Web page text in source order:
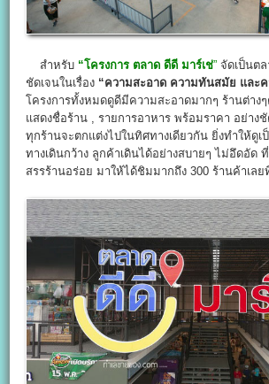
สำหรับ “โครงการ ตลาด ดีดี มาร์เช่” จัดเป็นต
ชัดเจนในเรื่อง “ความสะอาด ความทันสมัย และค
โครงการทั้งหมดดูดีมีความสะอาดมากๆ ร้านต่าง
แสดงชื่อร้าน , รายการอาหาร พร้อมราคา อย่าง
ทุกร้านจะตกแต่งไปในทิศทางเดียวกัน ยิ่งทำให้ดูเ
ทางเดินกว้าง ลูกค้าเดินได้อย่างสบายๆ ไม่อึดอั
สรรร้านอร่อย มาให้ได้ชิมมากถึง 300 ร้านค้าเลย